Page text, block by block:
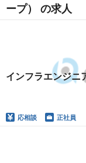
ープ） の求人
インフラエンジニ
応相談 正社員